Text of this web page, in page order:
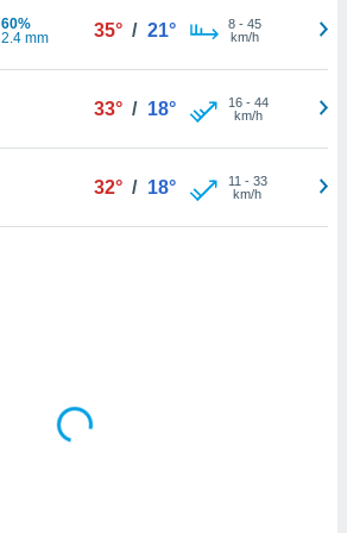
60%
2.4 mm
35° / 21° 8- 45
km/h
33° / 18° 16- 44
km/h
32° / 18° 11 - 33
km/h